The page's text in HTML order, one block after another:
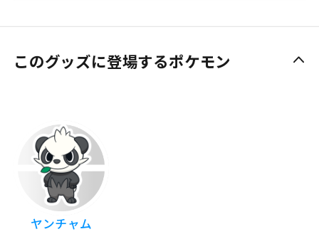
このグッズに登場するポケモン
ヤンチャム